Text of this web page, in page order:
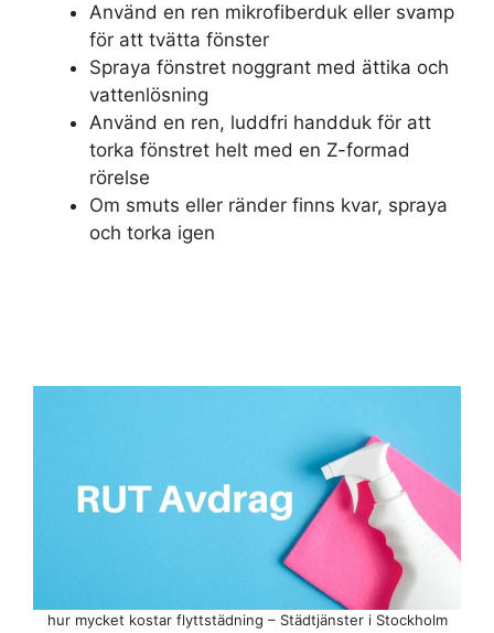
Använd en ren mikrofiberduk eller svamp
för att tvätta fönster
Spraya fönstret noggrant med ättika och
vattenlösning
Använd en ren, luddfri handduk för att
torka fönstret helt med en Z-formad
rörelse
Om smuts eller ränder finns kvar, spraya
och torka igen
hur mycket kostar flyttstädning – Städtjänster i Stockholm